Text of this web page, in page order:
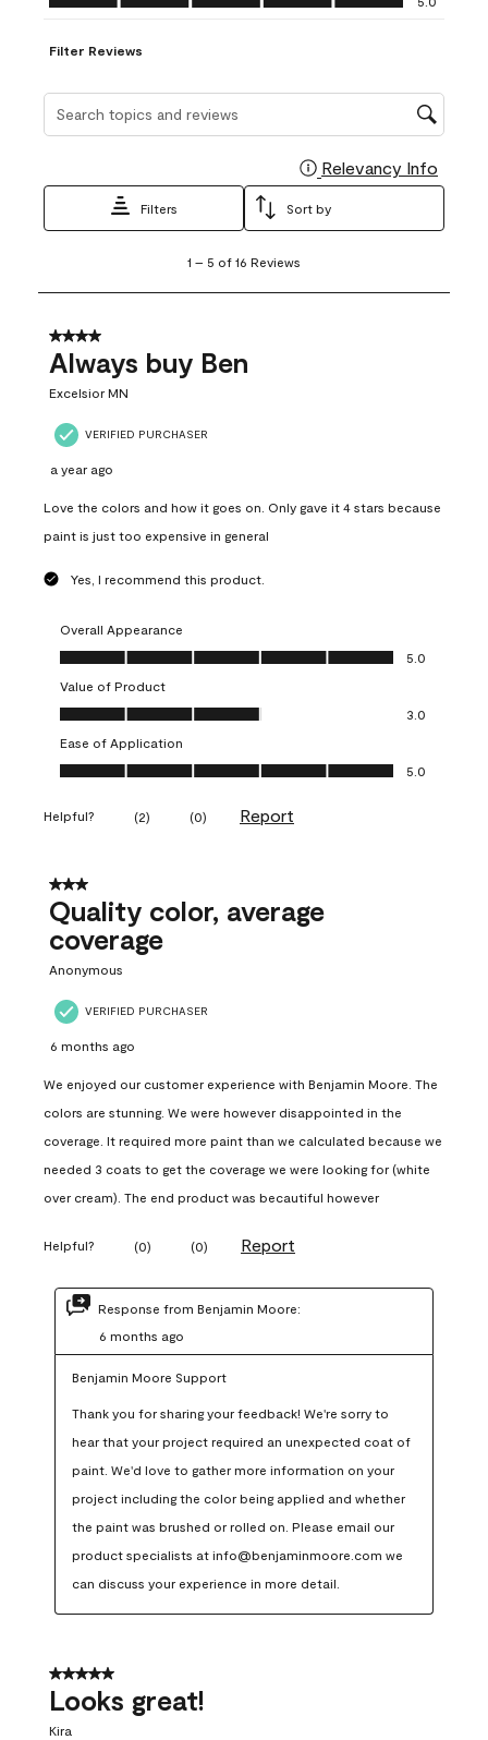
Filter Reviews
Relevancy Info
Filters Sort by
5
16
Reviews
1 – 5 of 16 Reviews
4 out of 5 stars.
Always buy Ben
Excelsior MN
VERIFIED PURCHASER
a year ago
Love the colors and how it goes on. Only gave it 4 stars because
paint is just too expensive in general
Yes, I recommend this product.
Overall Appearance
Overall Appearance, 5.0 out of 5
5.0
Value of Product
Value of Product, 3.0 out of 5
3.0
Ease of Application
Ease of Application, 5.0 out of 5
5.0
Helpful? (2) (0) Report
3 out of 5 stars.
Quality color, average
coverage
Anonymous
VERIFIED PURCHASER
6 months ago
We enjoyed our customer experience with Benjamin Moore. The
colors are stunning. We were however disappointed in the
coverage. It required more paint than we calculated because we
needed 3 coats to get the coverage we were looking for (white
over cream). The end product was becautiful however
Helpful? (0) (0) Report
Response from Benjamin Moore:
6 months ago
Benjamin Moore Support
Thank you for sharing your feedback! We're sorry to
hear that your project required an unexpected coat of
paint. We'd love to gather more information on your
project including the color being applied and whether
the paint was brushed or rolled on. Please email our
product specialists at info@benjaminmoore.com we
can discuss your experience in more detail.
5 out of 5 stars.
Looks great!
Kira